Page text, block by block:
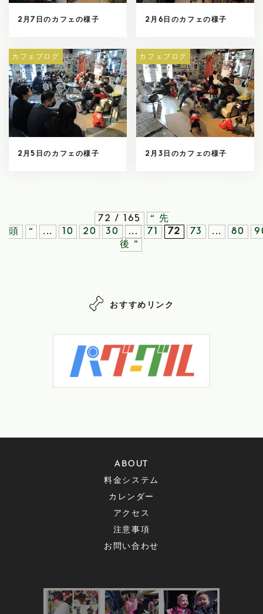
2月7日のカフェの様子 2月6日のカフェの様子
カフェブログ
2月5日のカフェの様子
カフェブログ
2月3日のカフェの様子
72 / 165
« 先
頭
« ... 10 20 30 ... 71 72 73 ... 80
後 »
おすすめリンク
ABOUT
料金システム
カレンダー
アクセス
注意事項
お問い合わせ